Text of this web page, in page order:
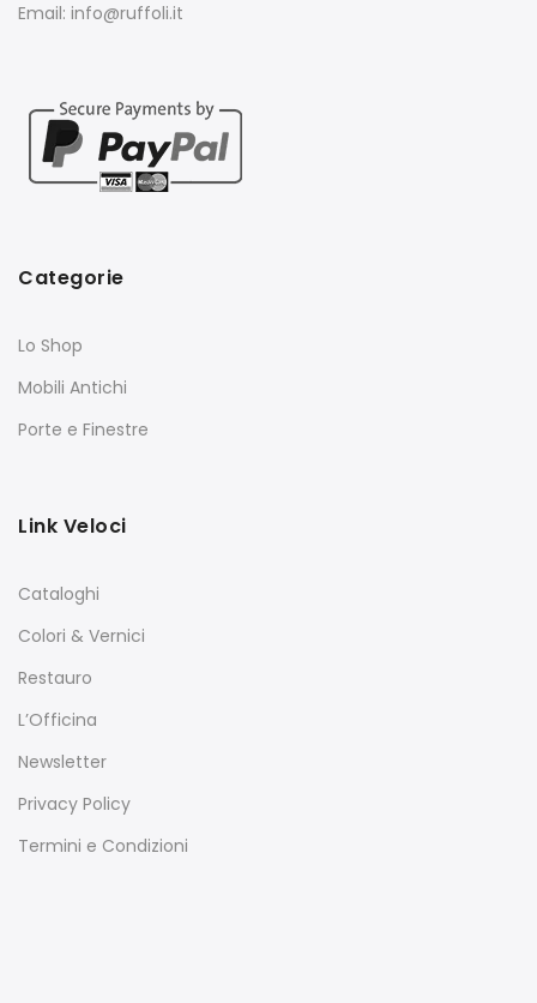
Email: info@ruffoli.it
Categorie
Lo Shop
Mobili Antichi
Porte e Finestre
Link Veloci
Cataloghi
Colori & Vernici
Restauro
L’Officina
Newsletter
Privacy Policy
Termini e Condizioni